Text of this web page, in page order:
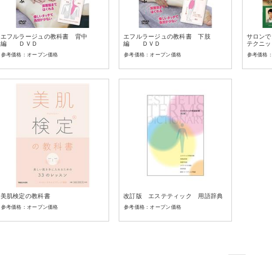
エフルラージュの教科書 背中
編 ＤＶＤ
オープン価格
エフルラージュの教科書 下肢
編 ＤＶＤ
オープン価格
サロン
テクニ
美肌検定の教科書
オープン価格
改訂版 エステティック 用語辞典
オープン価格